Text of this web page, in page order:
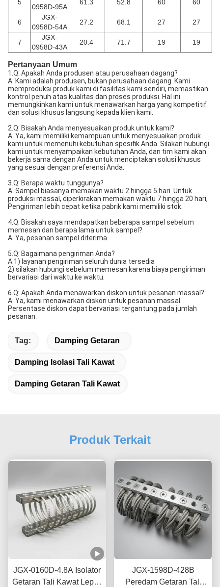
5
0958D-95A
61.3 52.8 60 60
6
JGX-
0958D-54A
27.2 68.1 27 27
7
JGX-
0958D-43A
20.4 71.7 19 19
Pertanyaan Umum
1.Q: Apakah Anda produsen atau perusahaan dagang?
A: Kami adalah produsen, bukan perusahaan dagang. Kami
memproduksi produk kami di fasilitas kami sendiri, memastikan
kontrol penuh atas kualitas dan proses produksi. Hal ini
memungkinkan kami untuk menawarkan harga yang kompetitif
dan solusi khusus langsung kepada klien kami.
2.Q: Bisakah Anda menyesuaikan produk untuk kami?
A: Ya, kami memiliki kemampuan untuk menyesuaikan produk
kami untuk memenuhi kebutuhan spesifik Anda. Silakan hubungi
kami untuk menyampaikan kebutuhan Anda, dan tim kami akan
bekerja sama dengan Anda untuk menciptakan solusi khusus
yang sesuai dengan preferensi Anda.
3.Q: Berapa waktu tunggunya?
A: Sampel biasanya memakan waktu 2 hingga 5 hari. Untuk
produksi massal, diperkirakan memakan waktu 7 hingga 20 hari,
Pengiriman lebih cepat ketika pabrik kami memiliki stok.
4.Q: Bisakah saya mendapatkan beberapa sampel sebelum
memesan dan berapa lama untuk sampel?
A: Ya, pesanan sampel diterima
5.Q: Bagaimana pengiriman Anda?
A:1) layanan pengiriman seluruh dunia tersedia
2) silakan hubungi sebelum memesan karena biaya pengiriman
bervariasi dari waktu ke waktu.
6.Q: Apakah Anda menawarkan diskon untuk pesanan massal?
A: Ya, kami menawarkan diskon untuk pesanan massal.
Persentase diskon dapat bervariasi tergantung pada jumlah
pesanan.
Tag: Damping Getaran
Damping Isolasi Tali Kawat
Damping Getaran Tali Kawat
Produk Terkait
JGX-0160D-4.8A Isolator
Getaran Tali Kawat Lepas
JGX-1598D-428B
Peredam Getaran Tali